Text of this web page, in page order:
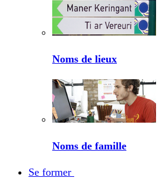
Noms de lieux
Noms de famille
Se former